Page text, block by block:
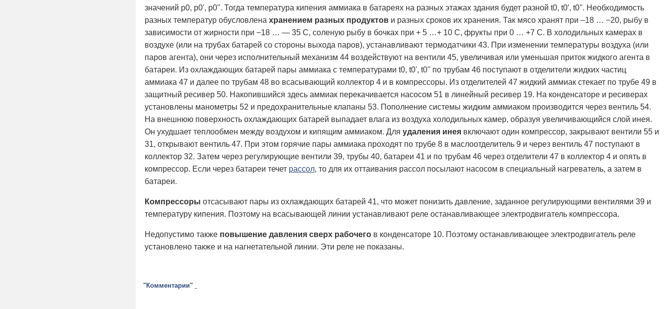
значений р0, р0', р0''. Тогда температура кипения аммиака в батареях на разных этажах здания будет разной t0, t0′, t0''. Необходимость
разных температур обусловлена хранением разных продуктов и разных сроков их хранения. Так мясо хранят при –18 … −20, рыбу в
зависимости от жирности при −18 … — 35 С, соленую рыбу в бочках при + 5 …+ 10 С, фрукты при 0 … +7 С. В холодильных камерах в
воздухе (или на трубах батарей со стороны выхода паров), устанавливают термодатчики 43. При изменении температуры воздуха (или
паров агента), они через исполнительный механизм 44 воздействуют на вентили 45, увеличивая или уменьшая приток жидкого агента в
батареи. Из охлаждающих батарей пары аммиака с температурами t0, t0', t0'' по трубам 46 поступают в отделители жидких частиц
аммиака 47 и далее по трубам 48 во всасывающий коллектор 4 и в компрессоры. Из отделителей 47 жидкий аммиак стекает по трубе 49 в
защитный ресивер 50. Накопившийся здесь аммиак перекачивается насосом 51 в линейный ресивер 19. На конденсаторе и ресиверах
установлены манометры 52 и предохранительные клапаны 53. Пополнение системы жидким аммиаком производится через вентиль 54.
На внешнюю поверхность охлаждающих батарей выпадает влага из воздуха холодильных камер, образуя увеличивающийся слой инея.
Он ухудшает теплообмен между воздухом и кипящим аммиаком. Для удаления инея включают один компрессор, закрывают вентили 55 и
31, открывают вентиль 47. При этом горячие пары аммиака проходят по трубе 8 в маслоотделитель 9 и через вентиль 47 поступают в
коллектор 32. Затем через регулирующие вентили 39, трубы 40, батареи 41 и по трубам 46 через отделители 47 в коллектор 4 и опять в
компрессор. Если через батареи течет рассол, то для их оттаивания рассол посылают насосом в специальный нагреватель, а затем в
батареи.
Компрессоры отсасывают пары из охлаждающих батарей 41, что может понизить давление, заданное регулирующими вентилями 39 и
температуру кипения. Поэтому на всасывающей линии устанавливают реле останавливающее электродвигатель компрессора.
Недопустимо также повышение давления сверх рабочего в конденсаторе 10. Поэтому останавливающее электродвигатель реле
установлено также и на нагнетательной линии. Эти реле не показаны.
"Комментарии"